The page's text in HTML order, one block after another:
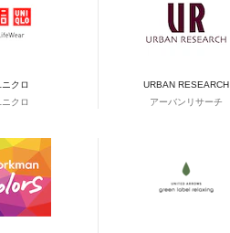
ニクロ
ニクロ
URBAN RESEARCH
アーバンリサーチ